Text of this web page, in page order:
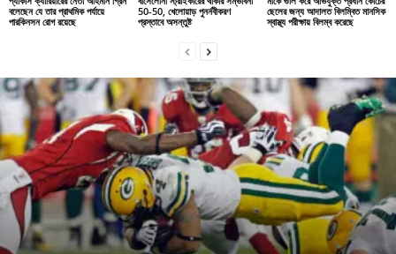
বলেছেন যে তার প্রাথমিক পর্যায়ে
পারকিনসন রোগ রয়েছে
50-50, খেলোয়াড় পুনর্নবীকরণ
প্রস্তাবে অসন্তুষ্ট
ছেলের জন্য আদালত বিলম্বিত মানসিক
স্বাস্থ্য পরীক্ষায় বিলম্ব করেছে